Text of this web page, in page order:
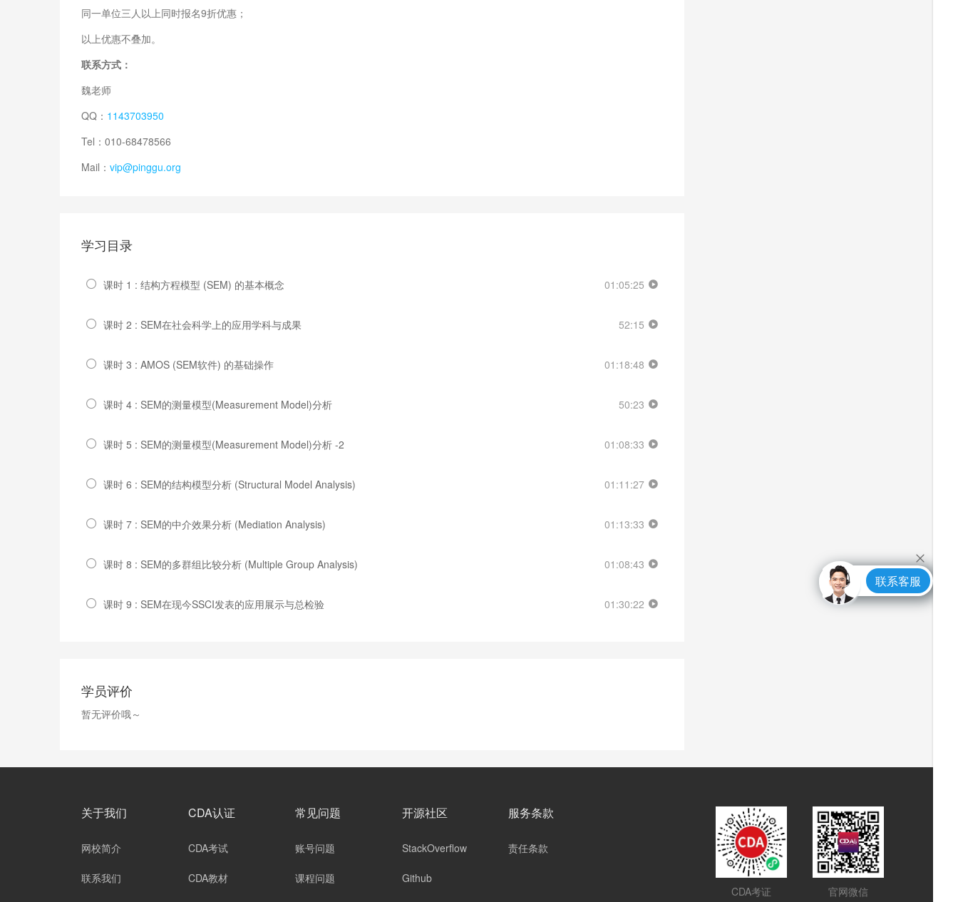
同一单位三人以上同时报名9折优惠；
以上优惠不叠加。
联系方式：
魏老师
QQ： 1143703950
Tel：010-68478566
Mail： vip@pinggu.org
学习目录
课时 1 : 结构方程模型 (SEM) 的基本概念 01:05:25
课时 2 : SEM在社会科学上的应用学科与成果 52:15
课时 3 : AMOS (SEM软件) 的基础操作 01:18:48
课时 4 : SEM的测量模型(Measurement Model)分析 50:23
课时 5 : SEM的测量模型(Measurement Model)分析 -2 01:08:33
课时 6 : SEM的结构模型分析 (Structural Model Analysis) 01:11:27
课时 7 : SEM的中介效果分析 (Mediation Analysis) 01:13:33
课时 8 : SEM的多群组比较分析 (Multiple Group Analysis) 01:08:43
课时 9 : SEM在现今SSCI发表的应用展示与总检验 01:30:22
学员评价
暂无评价哦～
关于我们
网校简介
联系我们
CDA认证
CDA考试
CDA教材
常见问题
账号问题
课程问题
开源社区
StackOverflow
Github
服务条款
责任条款
CDA考证 官网微信
联系客服